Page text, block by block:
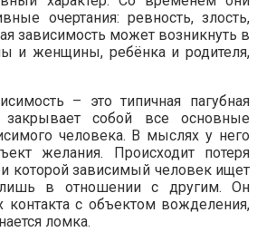
очертания: ревность, злость,
зависимость может возникнуть в
и женщины, ребёнка и родителя,
– это типичная пагубная
закрывает собой все основные
человека. В мыслях у него
желания. Происходит потеря
которой зависимый человек ищет
в отношении с другим. Он
контакта с объектом вожделения,
ломка.